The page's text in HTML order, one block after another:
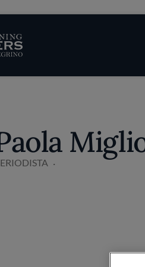
y
y